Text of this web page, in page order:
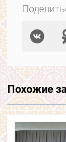
Похожие